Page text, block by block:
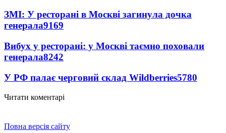
ЗМІ: У ресторані в Москві загинула дочка
генерала9169
Вибух у ресторані: у Москві таємно поховали
генерала8242
У РФ палає черговий склад Wildberries5780
Читати коментарі
Повна версія сайту